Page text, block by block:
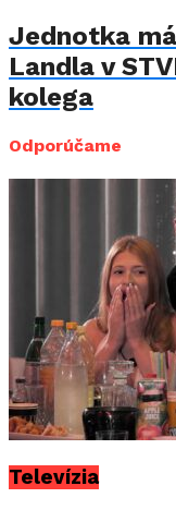
Jednotka
Landla v
kolega
Odporúčame
Televízia